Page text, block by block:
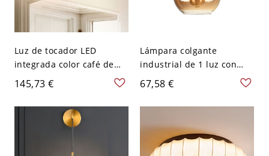
Luz de tocador LED
integrada color café de
16", lámpara moderna de
metal para espejo
montada en pared con
pantalla para baño, 110V-
145,73 €
Lámpara colgante
industrial de 1 luz con
pantalla de globo de 8" de
ancho, acabado beige,
vidrio ámbar, con varilla
67,58 €